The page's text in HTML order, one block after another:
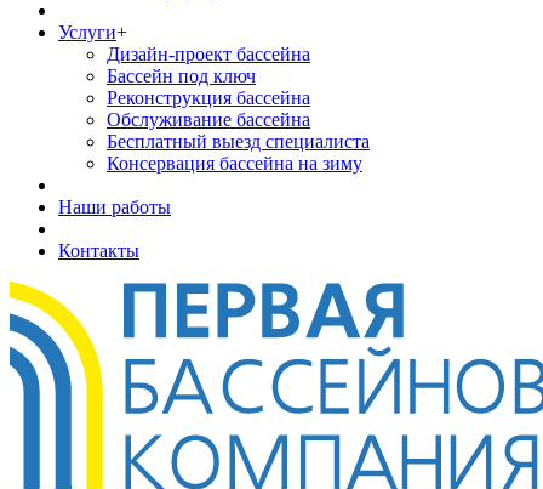
Услуги+
Дизайн-проект бассейна
Бассейн под ключ
Реконструкция бассейна
Обслуживание бассейна
Бесплатный выезд специалиста
Консервация бассейна на зиму
Наши работы
Контакты